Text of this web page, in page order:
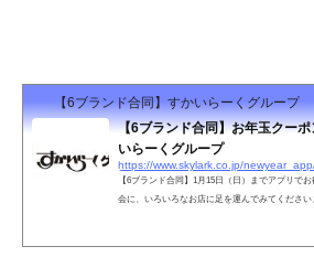
【6ブランド合同】すかいらーくグループ
【6ブランド合同】お年玉クー
いらーくグループ
https://www.skylark.co.jp/
【6ブランド合同】1月15日（日）までアプリで
会に、いろいろなお店に足を運んでみてください